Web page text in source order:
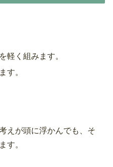
軽く組みます。
す。
えが頭に浮かんでも、そ
す。